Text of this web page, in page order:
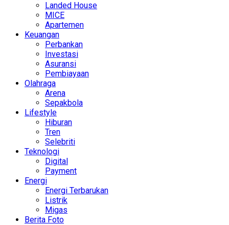
Landed House
MICE
Apartemen
Keuangan
Perbankan
Investasi
Asuransi
Pembiayaan
Olahraga
Arena
Sepakbola
Lifestyle
Hiburan
Tren
Selebriti
Teknologi
Digital
Payment
Energi
Energi Terbarukan
Listrik
Migas
Berita Foto